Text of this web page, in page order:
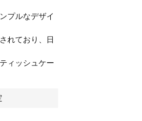
プルなデザイ
れており、日
ィッシュケー